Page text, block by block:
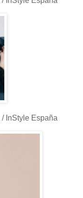
InStyle España